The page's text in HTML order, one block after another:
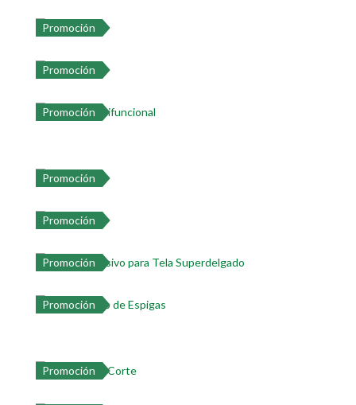
Promoción
Promoción
Promoción
Promoción
Promoción
Promoción
Promoción
Promoción